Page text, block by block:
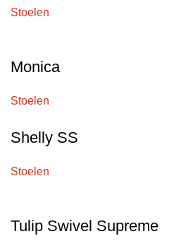
Stoelen
Monica
Stoelen
Shelly SS
Stoelen
Tulip Swivel Supreme